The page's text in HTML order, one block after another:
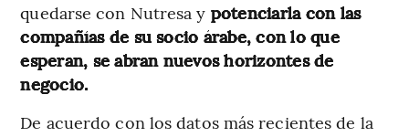
quedarse con Nutresa y potenciarla con las
compañías de su socio árabe, con lo que
esperan, se abran nuevos horizontes de
negocio.
De acuerdo con los datos más recientes de la